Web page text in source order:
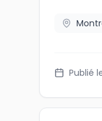
Publié